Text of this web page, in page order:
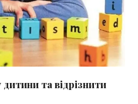
та відрізнити